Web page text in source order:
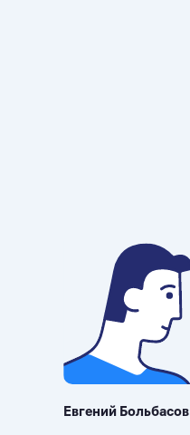
Евгений Больбасов